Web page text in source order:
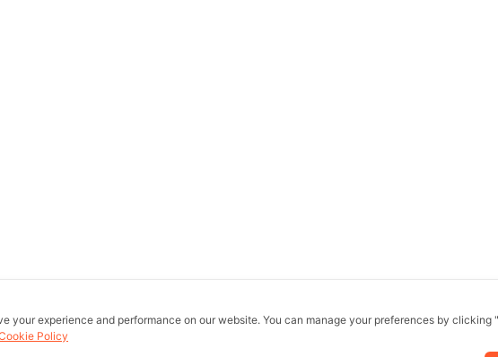
your experience and performance on our website. You can manage your preferences by clicking
Policy